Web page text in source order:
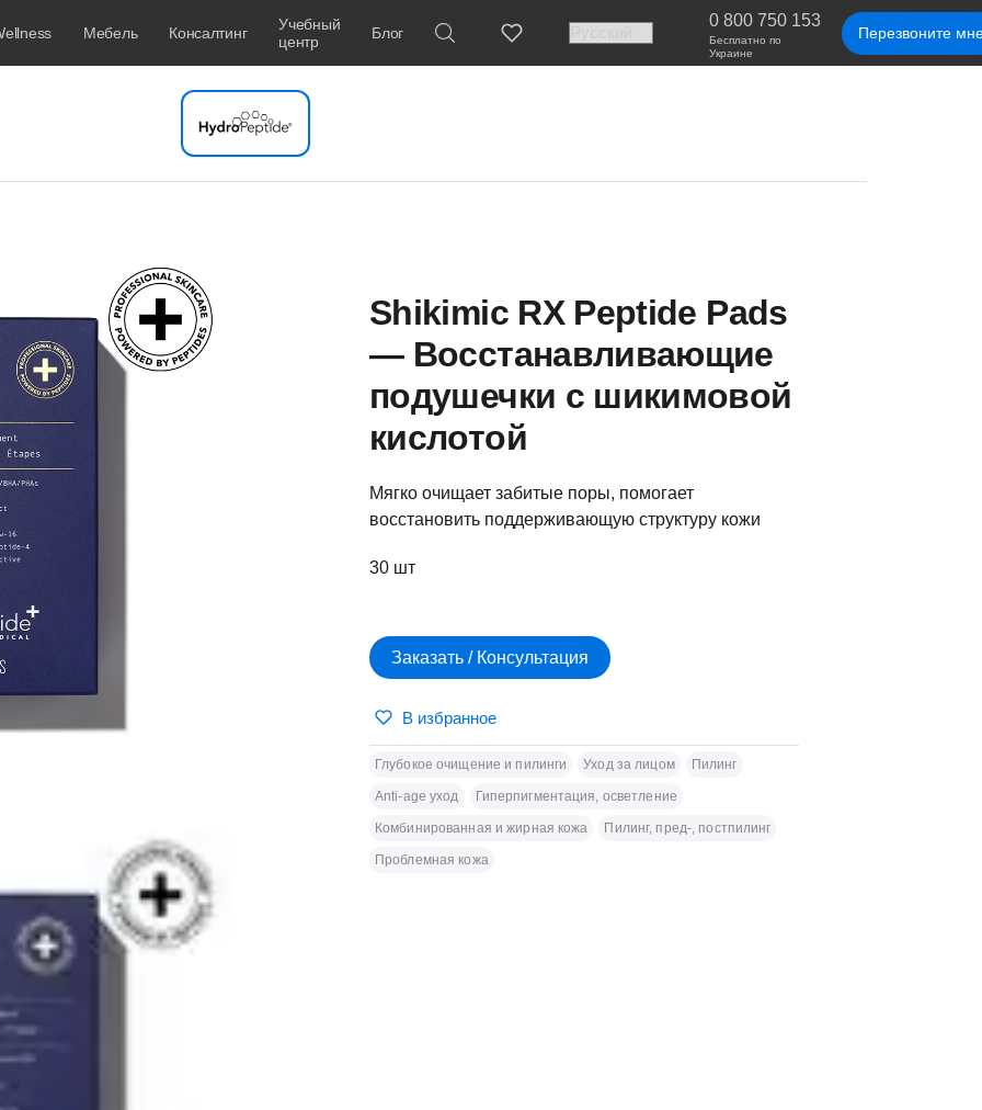
Мебель Консалтинг
Учебный
центр
Блог
0 800 750 153
Бесплатно по
Украине
Перезвоните
Shikimic RX Peptide Pads
— Восстанавливающие
подушечки с шикимовой
кислотой
Мягко очищает забитые поры, помогает
восстановить поддерживающую структуру кожи
30 шт
Заказать / Консультация
В избранное
Глубокое очищение и пилинги Уход за лицом Пилинг
Anti-age уход Гиперпигментация, осветление
Комбинированная и жирная кожа Пилинг, пред-, постпилинг
Проблемная кожа